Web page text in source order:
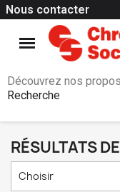
Nous contacter
Découvrez nos
Recherche
RÉSULTATS
Choisir